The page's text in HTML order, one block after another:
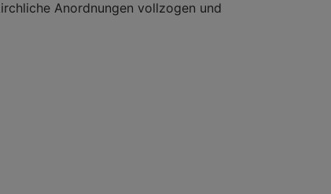
Anordnungen vollzogen und